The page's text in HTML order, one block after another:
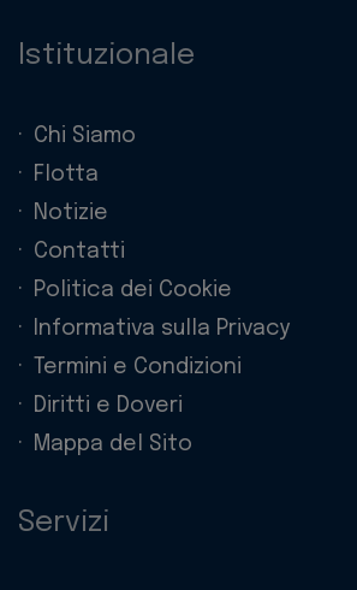
Istituzionale
Chi Siamo
Flotta
Notizie
Contatti
Politica dei Cookie
Informativa sulla Privacy
Termini e Condizioni
Diritti e Doveri
Mappa del Sito
Servizi